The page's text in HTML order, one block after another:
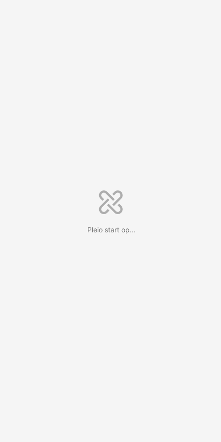
Pleio start op...